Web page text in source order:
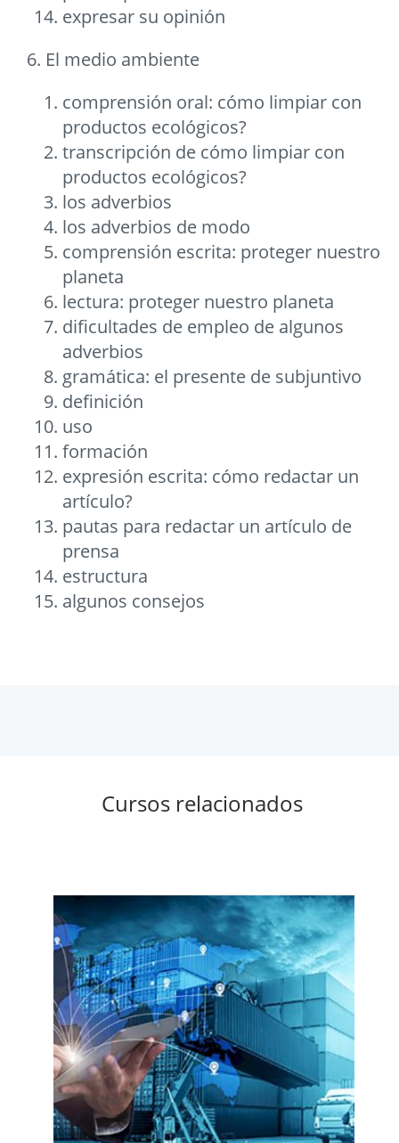
expresar su opinión
6. El medio ambiente
comprensión oral: cómo limpiar con
productos ecológicos?
transcripción de cómo limpiar con
productos ecológicos?
los adverbios
los adverbios de modo
comprensión escrita: proteger nuestro
planeta
lectura: proteger nuestro planeta
dificultades de empleo de algunos
adverbios
gramática: el presente de subjuntivo
definición
uso
formación
expresión escrita: cómo redactar un
artículo?
pautas para redactar un artículo de
prensa
estructura
algunos consejos
Cursos relacionados